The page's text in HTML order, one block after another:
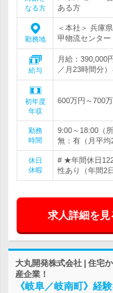
なる方
ある方
勤務地
＜本社＞ 兵庫
甲物流センタ
給与
月給：390,000
／月23時間分
初年度
年収
600万円～700
勤務
時間
9:00～18:00（
無：有（月平均
休日
休暇
# ★年間休日
性あり（年間2
求人詳細を見
大丸開発株式会社 | 住宅
産企業！
《岐阜／岐南町》経